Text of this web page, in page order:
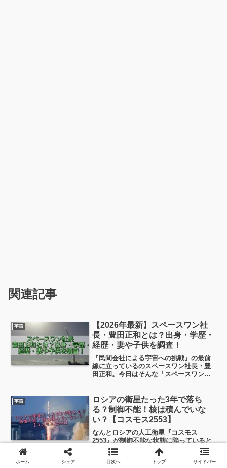
関連記事
宇宙
【2026年最新】スペースワン社
長・豊田正和とは？出身・学歴・
経歴・妻や子供を調査！
『民間会社による宇宙への挑戦』の最前
線に立っているのスペースワン社長・豊
田正和。今日はそんな「スペースワン社
くまとめました。単なる経歴紹介ではな
く、その人物像にも迫っていこうと思い
ます。
宇宙
ロシアの衛星たった3年で落ち
る？制御不能！核は積んでいな
い？【コスモス2553】
なんとロシアの人工衛星『コスモス
2553』が制御不能な状態に陥っていると
いう報道です！アメリカのベンチャー企
業である宇宙追跡会社『レオラブズ
（LeoLabs）』によると、この１年間、
ホーム シェア 目次へ トップ サイドバー